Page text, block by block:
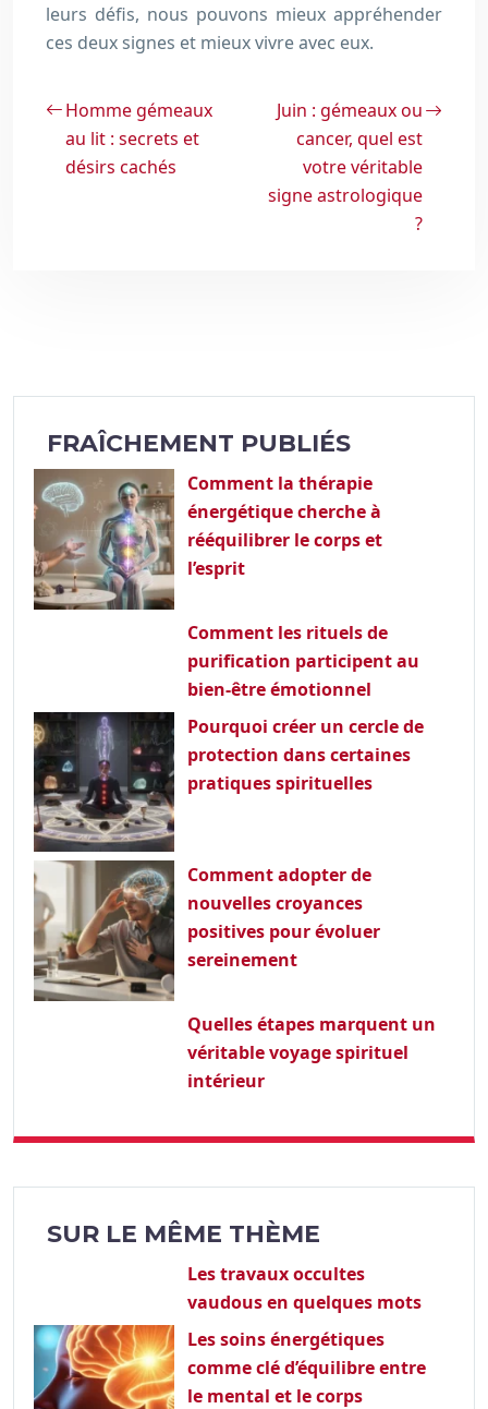
leurs défis, nous pouvons mieux appréhender
ces deux signes et mieux vivre avec eux.
Homme gémeaux
au lit : secrets et
désirs cachés
Juin : gémeaux ou
cancer, quel est
votre véritable
signe astrologique
?
FRAÎCHEMENT PUBLIÉS
Comment la thérapie
énergétique cherche à
rééquilibrer le corps et
l’esprit
Comment les rituels de
purification participent au
bien-être émotionnel
Pourquoi créer un cercle de
protection dans certaines
pratiques spirituelles
Comment adopter de
nouvelles croyances
positives pour évoluer
sereinement
Quelles étapes marquent un
véritable voyage spirituel
intérieur
SUR LE MÊME THÈME
Les travaux occultes
vaudous en quelques mots
Les soins énergétiques
comme clé d’équilibre entre
le mental et le corps